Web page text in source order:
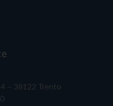
– 38122 Trento